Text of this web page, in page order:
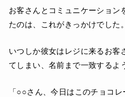
お客さんとコミュニケーション
たのは、これがきっかけでした。
いつしか彼女はレジに来るお客
てしまい、名前まで一致するよ
「○○さん、今日はこのチョコ